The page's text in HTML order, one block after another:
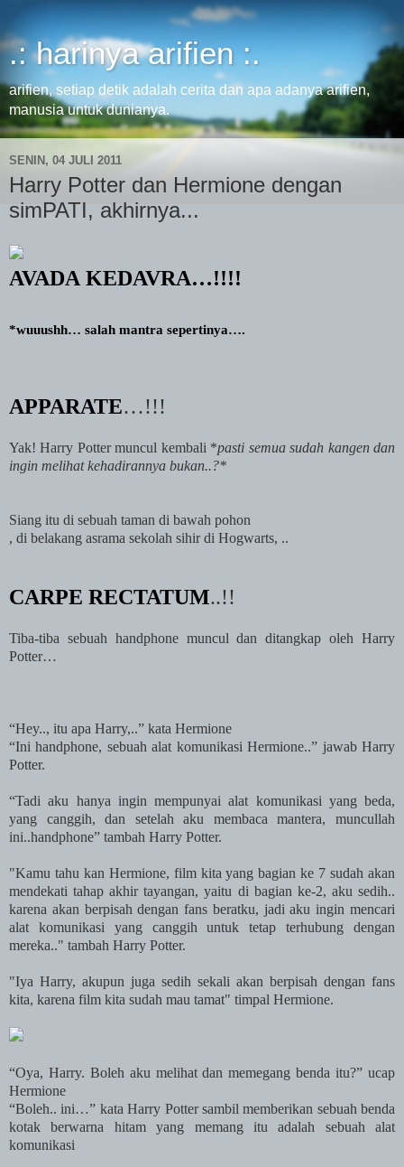
.: harinya arifien :.
arifien, setiap detik adalah cerita dan apa adanya arifien,
manusia untuk dunianya.
SENIN, 04 JULI 2011
Harry Potter dan Hermione dengan
simPATI, akhirnya...
AVADA KEDAVRA…!!!!
*wuuushh… salah mantra sepertinya….
APPARATE…!!!
Yak! Harry Potter muncul kembali *pasti semua sudah kangen dan
ingin melihat kehadirannya bukan..?*
Siang itu di sebuah taman di bawah pohon
, di belakang asrama sekolah sihir di Hogwarts, ..
CARPE RECTATUM..!!
Tiba-tiba sebuah handphone muncul dan ditangkap oleh Harry
Potter…
“Hey.., itu apa Harry,..” kata Hermione
“Ini handphone, sebuah alat komunikasi Hermione..” jawab Harry
Potter.
“Tadi aku hanya ingin mempunyai alat komunikasi yang beda,
yang canggih, dan setelah aku membaca mantera, muncullah
ini..handphone” tambah Harry Potter.
"Kamu tahu kan Hermione, film kita yang bagian ke 7 sudah akan
mendekati tahap akhir tayangan, yaitu di bagian ke-2, aku sedih..
karena akan berpisah dengan fans beratku, jadi aku ingin mencari
alat komunikasi yang canggih untuk tetap terhubung dengan
mereka.." tambah Harry Potter.
"Iya Harry, akupun juga sedih sekali akan berpisah dengan fans
kita, karena film kita sudah mau tamat" timpal Hermione.
“Oya, Harry. Boleh aku melihat dan memegang benda itu?” ucap
Hermione
“Boleh.. ini…” kata Harry Potter sambil memberikan sebuah benda
kotak berwarna hitam yang memang itu adalah sebuah alat
komunikasi